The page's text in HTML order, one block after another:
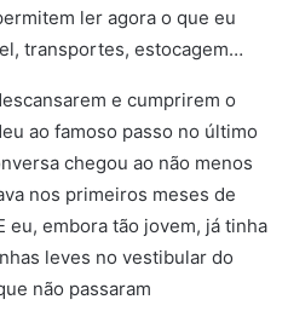
ler agora o que eu
transportes, estocagem…
e cumprirem o
ao famoso passo no último
chegou ao não menos
nos primeiros meses de
eu, embora tão jovem, já tinha
leves no vestibular do
não passaram